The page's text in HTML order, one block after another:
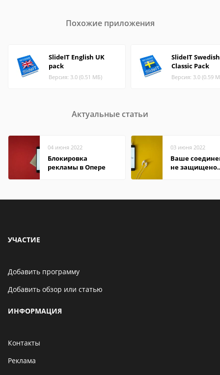
Похожие приложения
SlideIT English UK
pack
Версия: 3.0 (0.51 МБ)
SlideIT Swedish
Classic Pack
Версия: 3.0 (0.59
Актуальные статьи
04 июня 2022
Блокировка
рекламы в Опере
03 июня 2022
Ваше
не защищено
УЧАСТИЕ
Добавить программу
Добавить обзор или статью
ИНФОРМАЦИЯ
Контакты
Реклама